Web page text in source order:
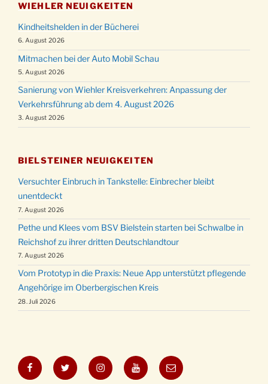
WIEHLER NEUIGKEITEN
Kindheitshelden in der Bücherei
6. August 2026
Mitmachen bei der Auto Mobil Schau
5. August 2026
Sanierung von Wiehler Kreisverkehren: Anpassung der
Verkehrsführung ab dem 4. August 2026
3. August 2026
BIELSTEINER NEUIGKEITEN
Versuchter Einbruch in Tankstelle: Einbrecher bleibt
unentdeckt
7. August 2026
Pethe und Klees vom BSV Bielstein starten bei Schwalbe in
Reichshof zu ihrer dritten Deutschlandtour
7. August 2026
Vom Prototyp in die Praxis: Neue App unterstützt pflegende
Angehörige im Oberbergischen Kreis
28. Juli 2026
FacebookTwitter InstagramYouTubeE-
Mail